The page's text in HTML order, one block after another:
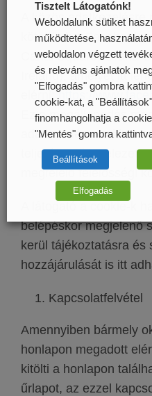
A közös adatkezelésre
kötöttünk a Facebook
Canal Square, Grand
Ireland), amelyet itt
elérni:https://
Ez a megállapodás
adatkezelésre
teljesítendő
megfelelő felelősségi
belépéskor megjelenő
kerül tájékoztatásra és
hozzájárulását is itt
Kapcsolatfelvétel
Amennyiben bármely
honlapon megadott
kitölti a honlapon
űrlapot, az ezzel
Tisztelt Látogatónk!
Weboldalunk sütiket
működtetése,
weboldalon végzett
és releváns ajánlatok
"Elfogadás" gombra
cookie-kat, a
finomhangolhatja a
"Mentés" gombra
Beállítások
Elfogadás